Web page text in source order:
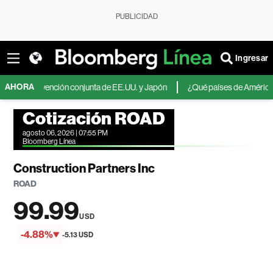
PUBLICIDAD
Ingresar
AHORA conjunta de EE.UU. y Japón ¿Qué países de América Latina
Cotización ROAD
agosto 06, 2026 | 07:55 PM
Bloomberg Línea
Construction Partners Inc
ROAD
99.99USD
-4.88% -5.13 USD